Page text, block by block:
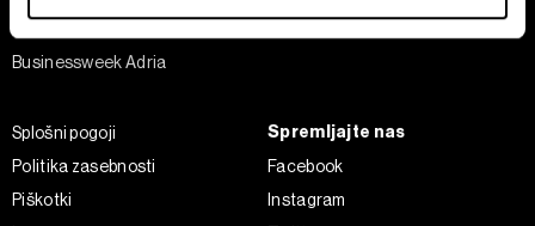
Skupni upravljavci obdelave so HD-WIN ARENA SPORT
d.o.o. inPartnerji
pa vPolitiki piškotkov
Piškotke lahko kadar koli ponovno prilagodite tako, da
kliknete možnost »Prikaži podrobnosti«. Privolitev lahko
Businessweek Adria
Splošni pogoji
Politika zasebnosti
Piškotki
Spremljajte nas
Facebook
Instagram